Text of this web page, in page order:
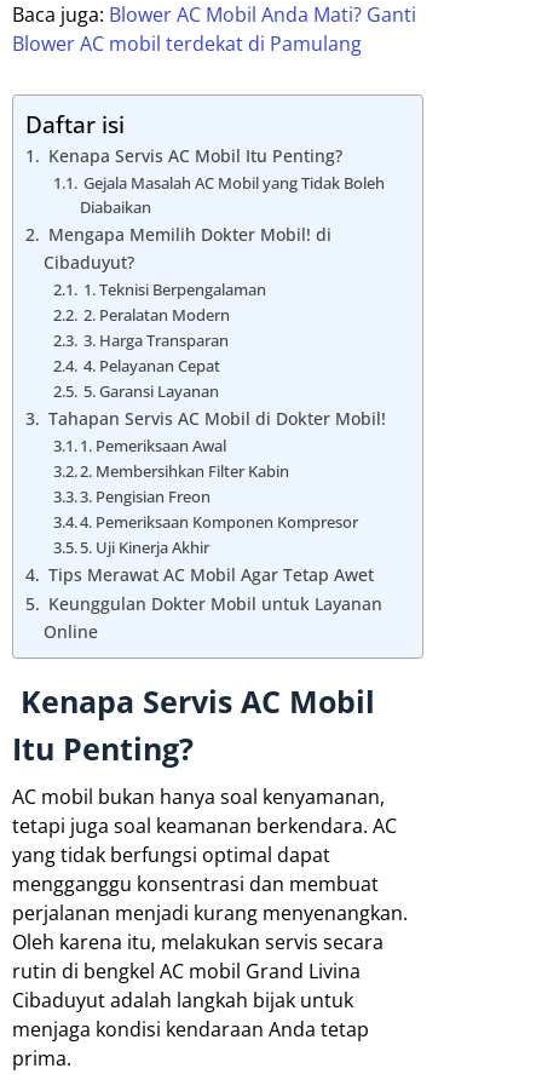
Baca juga: Blower AC Mobil Anda Mati? Ganti
Blower AC mobil terdekat di Pamulang
Daftar isi
Kenapa Servis AC Mobil Itu Penting?
Gejala Masalah AC Mobil yang Tidak Boleh
Diabaikan
Mengapa Memilih Dokter Mobil! di
Cibaduyut?
1. Teknisi Berpengalaman
2. Peralatan Modern
3. Harga Transparan
4. Pelayanan Cepat
5. Garansi Layanan
Tahapan Servis AC Mobil di Dokter Mobil!
1. Pemeriksaan Awal
2. Membersihkan Filter Kabin
3. Pengisian Freon
4. Pemeriksaan Komponen Kompresor
5. Uji Kinerja Akhir
Tips Merawat AC Mobil Agar Tetap Awet
Keunggulan Dokter Mobil untuk Layanan
Online
Kenapa Servis AC Mobil
Itu Penting?
AC mobil bukan hanya soal kenyamanan,
tetapi juga soal keamanan berkendara. AC
yang tidak berfungsi optimal dapat
mengganggu konsentrasi dan membuat
perjalanan menjadi kurang menyenangkan.
Oleh karena itu, melakukan servis secara
rutin di bengkel AC mobil Grand Livina
Cibaduyut adalah langkah bijak untuk
menjaga kondisi kendaraan Anda tetap
prima.